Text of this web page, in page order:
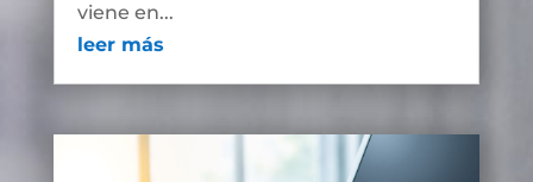
viene en...
leer más